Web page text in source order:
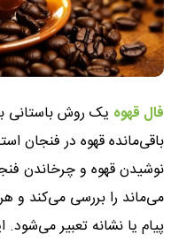
فال قهوه یک روش باستانی
باقی‌مانده قهوه در فنجان
نوشیدن قهوه و چرخاندن
می‌ماند را بررسی می‌کند و
پیام یا نشانه تعبیر